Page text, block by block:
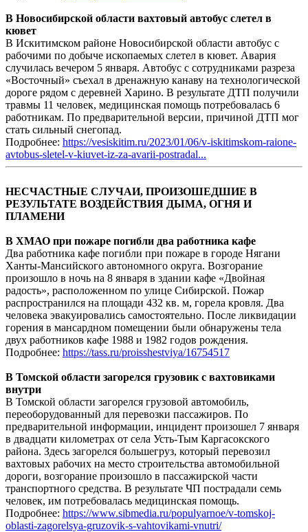
В Новосибирской области вахтовый автобус слетел в
кювет
В Искитимском районе Новосибирской области автобус с
рабочими по добыче ископаемых слетел в кювет. Авария
случилась вечером 5 января. Автобус с сотрудниками разреза
«Восточный» съехал в дренажную канаву на технологической
дороге рядом с деревней Харино. В результате ДТП получили
травмы 11 человек, медицинская помощь потребовалась 6
работникам. По предварительной версии, причиной ДТП мог
стать сильный снегопад.
Подробнее: https://vesiskitim.ru/2023/01/06/v-iskitimskom-raione-
avtobus-sletel-v-kiuvet-iz-za-avarii-postradal...
НЕСЧАСТНЫЕ СЛУЧАИ, ПРОИЗОШЕДШИЕ В
РЕЗУЛЬТАТЕ ВОЗДЕЙСТВИЯ ДЫМА, ОГНЯ И
ПЛАМЕНИ
В ХМАО при пожаре погибли два работника кафе
Два работника кафе погибли при пожаре в городе Нягани
Ханты-Мансийского автономного округа. Возгорание
произошло в ночь на 8 января в здании кафе «Двойная
радость», расположенном по улице Сибирской. Пожар
распространился на площади 432 кв. м, горела кровля. Два
человека эвакуировались самостоятельно. После ликвидации
горения в мансардном помещении были обнаружены тела
двух работников кафе 1988 и 1982 годов рождения.
Подробнее: https://tass.ru/proisshestviya/16754517
В Томской области загорелся грузовик с вахтовиками
внутри
В Томской области загорелся грузовой автомобиль,
переоборудованный для перевозки пассажиров. По
предварительной информации, инцидент произошел 7 января
в двадцати километрах от села Усть-Тым Каргасокского
района. Здесь загорелся большегруз, который перевозил
вахтовых рабочих на место строительства автомобильной
дороги, возгорание произошло в пассажирской части
транспортного средства. В результате ЧП пострадали семь
человек, им потребовалась медицинская помощь.
Подробнее: https://www.sibmedia.ru/populyarnoe/v-tomskoj-
oblasti-zagorelsya-gruzovik-s-vahtovikami-vnutri/